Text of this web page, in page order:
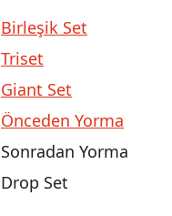
Birleşik Set
Triset
Giant Set
Önceden Yorma
Sonradan Yorma
Drop Set